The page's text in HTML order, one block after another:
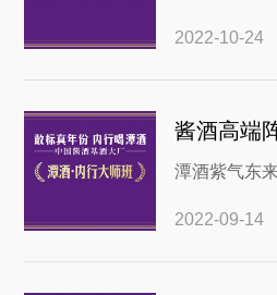
觉得酱酒的
口之后会冲
拔。当前的
茅系酱香和
2022-10-24
潭酒紫气东
关注。作为
就针对潭紫
2022-09-14